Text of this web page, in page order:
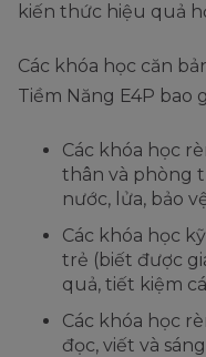
kiến thức hiệu quả
Các khóa học căn
Tiềm Năng E4P bao
Các khóa học
thân và phòng
nước, lửa, bảo
Các khóa học
trẻ (biết được
quả, tiết kiệm cá
Các khóa học
đọc, viết và